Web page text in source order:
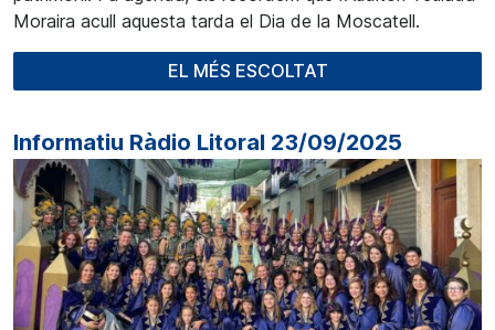
Moraira acull aquesta tarda el Dia de la Moscatell.
EL MÉS ESCOLTAT
Informatiu Ràdio Litoral 23/09/2025